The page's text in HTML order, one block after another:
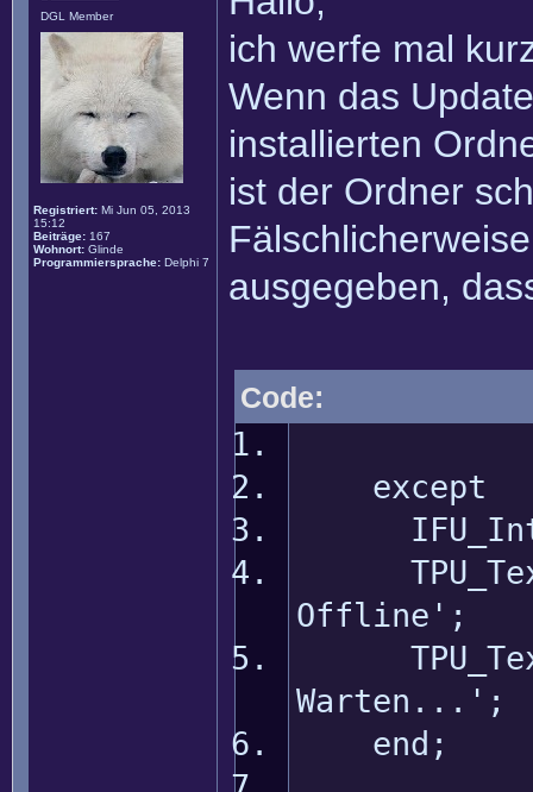
DGL Member
Registriert: Mi Jun 05, 2013
15:12
Beiträge: 167
Wohnort: Glinde
Programmiersprache: Delphi 7
ich werfe mal
Wenn das
installierten
ist der Ordner
ausgegeben,
Code:
except
Offline';
Warten...';
end;